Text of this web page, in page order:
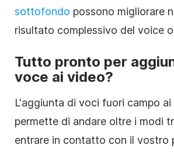
sottofondo possono migliorare
risultato complessivo del voice
Tutto pronto per
voce ai video?
L'aggiunta di voci fuori campo
permette di andare oltre i modi
entrare in contatto con il vostro